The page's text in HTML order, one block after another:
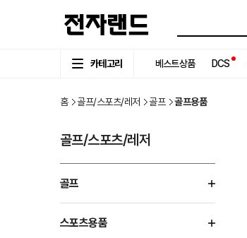
카테고리 베스트상품 DCS
홈 골프/스포츠/레저 골프 골프용품
골프/스포츠/레저
골프
스포츠용품